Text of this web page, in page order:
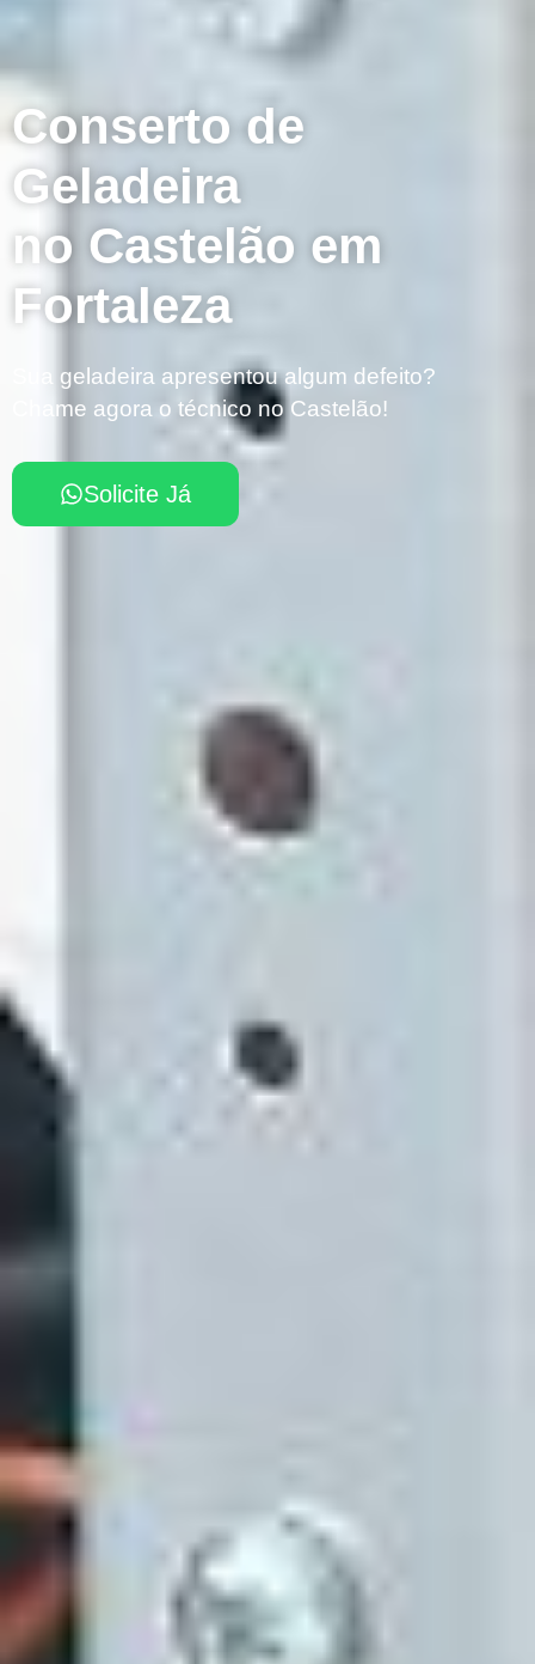
Conserto de
Geladeira
no Castelão em
Fortaleza
Sua geladeira apresentou algum defeito?
Chame agora o técnico no Castelão!
Solicite Já